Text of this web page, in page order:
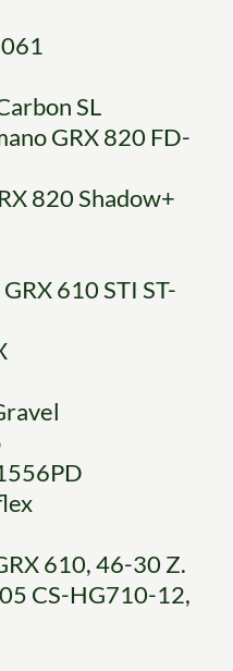
SL
GRX 820 FD-
820 Shadow+
610 STI ST-
610, 46-30 Z.
CS-HG710-12,